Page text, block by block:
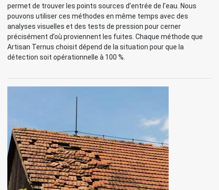
permet de trouver les points sources d’entrée de l’eau. Nous
pouvons utiliser ces méthodes en même temps avec des
analyses visuelles et des tests de pression pour cerner
précisément d’où proviennent les fuites. Chaque méthode que
Artisan Ternus choisit dépend de la situation pour que la
détection soit opérationnelle à 100 %.